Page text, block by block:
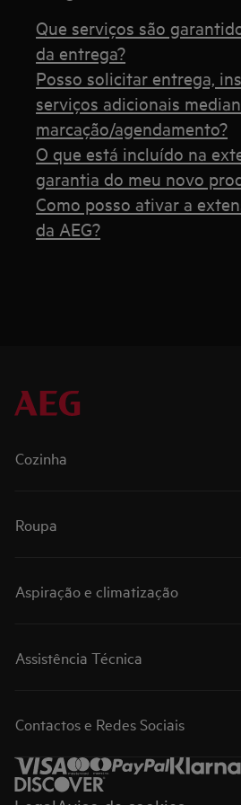
Que serviços são
da entrega?
Posso solicitar entrega,
serviços adicionais
marcação/agendamento?
O que está incluído na
garantia do meu novo
Como posso ativar a
da AEG?
Cozinha
Roupa
Aspiração e climatização
Assistência Técnica
Contactos e Redes Sociais